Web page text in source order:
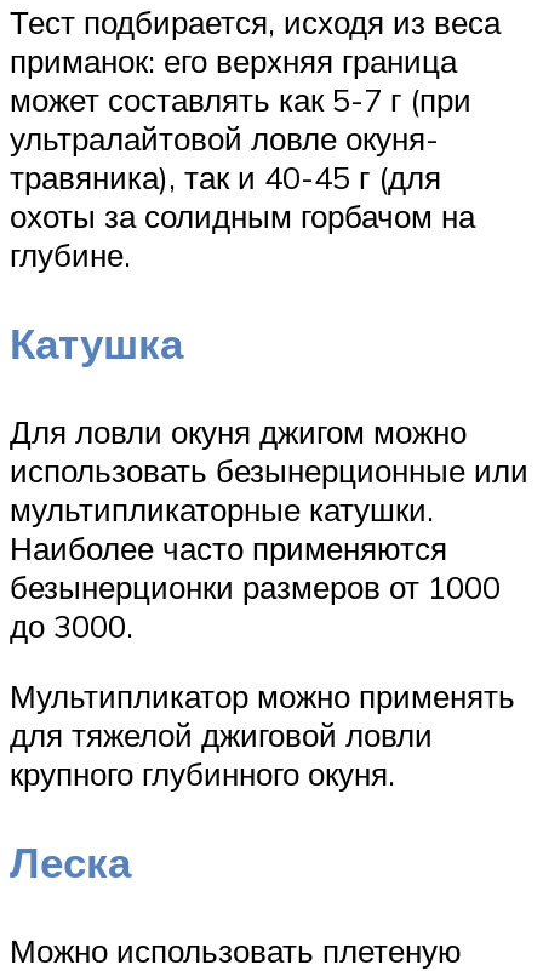
Тест подбирается, исходя из веса
приманок: его верхняя граница
может составлять как 5-7 г (при
ультралайтовой ловле окуня-
травяника), так и 40-45 г (для
охоты за солидным горбачом на
глубине.
Катушка
Для ловли окуня джигом можно
использовать безынерционные или
мультипликаторные катушки.
Наиболее часто применяются
безынерционки размеров от 1000
до 3000.
Мультипликатор можно применять
для тяжелой джиговой ловли
крупного глубинного окуня.
Леска
Можно использовать плетеную